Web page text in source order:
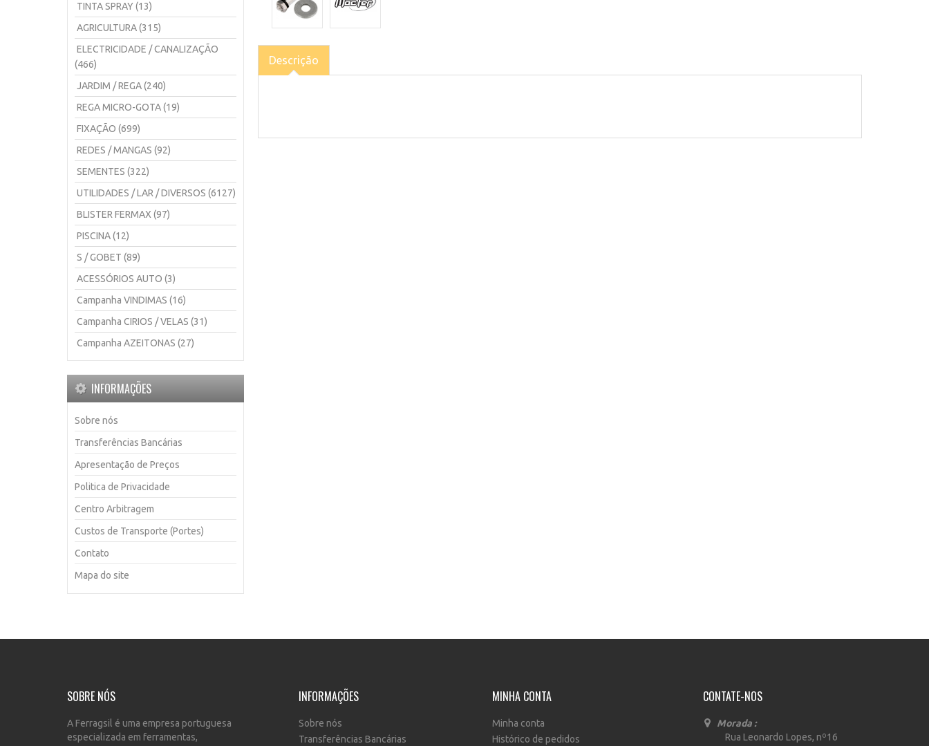
TINTA SPRAY (13)
AGRICULTURA (315)
ELECTRICIDADE / CANALIZAÇÃO
(466)
JARDIM / REGA (240)
REGA MICRO-GOTA (19)
FIXAÇÃO (699)
REDES / MANGAS (92)
SEMENTES (322)
UTILIDADES / LAR / DIVERSOS (6127)
BLISTER FERMAX (97)
PISCINA (12)
S / GOBET (89)
ACESSÓRIOS AUTO (3)
Campanha VINDIMAS (16)
Campanha CIRIOS / VELAS (31)
Campanha AZEITONAS (27)
INFORMAÇÕES
Sobre nós
Transferências Bancárias
Apresentação de Preços
Politica de Privacidade
Centro Arbitragem
Custos de Transporte (Portes)
Contato
Mapa do site
Descrição
SOBRE NÓS
A Ferragsil é uma empresa portuguesa
especializada em ferramentas,
INFORMAÇÕES
Sobre nós
Transferências Bancárias
MINHA CONTA
Minha conta
Histórico de pedidos
CONTATE-NOS
Morada :
Rua Leonardo Lopes, nº16